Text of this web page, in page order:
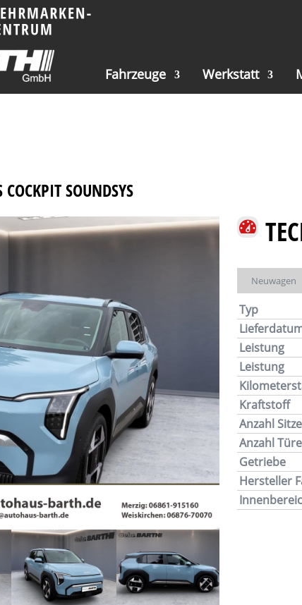
Fahrzeuge Werkstatt
SOUNDSYS
Neuwagen
Typ
Leistung
Leistung
Kraftstoff
Anzahl Sitze
Anzahl
Getriebe
Hersteller